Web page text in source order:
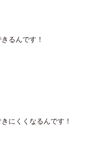
るんです！
にくくなるんです！